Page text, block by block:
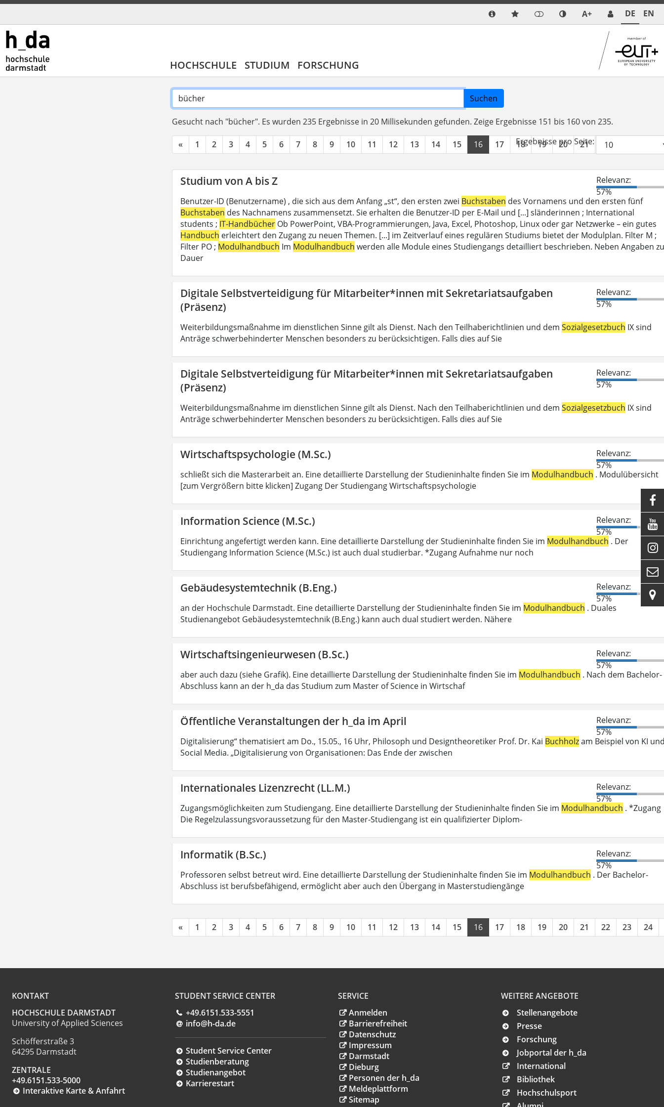
A+ DE EN
HOCHSCHULE STUDIUM FORSCHUNG
Suchen
Gesucht nach "bücher". Es wurden 235 Ergebnisse in 20 Millisekunden gefunden. Zeige Ergebnisse 151 bis 160 von 235.
« 1 2 3 4 5 6 7 8 9 10 11 12 13 14 15 16 17 18 19 20 21 22
Ergebnisse pro Seite:
Studium von A bis Z
Relevanz:
57%
Benutzer-ID (Benutzername) , die sich aus dem Anfang „st“, den ersten zwei Buchstaben des Vornamens und den ersten fünf
Buchstaben des Nachnamens zusammensetzt. Sie erhalten die Benutzer-ID per E-Mail und [...] sländerinnen ; International
students ; IT-Handbücher Ob PowerPoint, VBA-Programmierungen, Java, Excel, Photoshop, Linux oder gar Netzwerke – ein gutes
Handbuch erleichtert den Zugang zu neuen Themen. [...] im Zeitverlauf eines regulären Studiums bietet der Modulplan. Filter M ;
Filter PO ; Modulhandbuch Im Modulhandbuch werden alle Module eines Studiengangs detailliert beschrieben. Neben Angaben zu
Dauer
Digitale Selbstverteidigung für Mitarbeiter*innen mit Sekretariatsaufgaben
(Präsenz)
Relevanz:
57%
Weiterbildungsmaßnahme im dienstlichen Sinne gilt als Dienst. Nach den Teilhaberichtlinien und dem Sozialgesetzbuch IX sind
Anträge schwerbehinderter Menschen besonders zu berücksichtigen. Falls dies auf Sie
Digitale Selbstverteidigung für Mitarbeiter*innen mit Sekretariatsaufgaben
(Präsenz)
Relevanz:
57%
Weiterbildungsmaßnahme im dienstlichen Sinne gilt als Dienst. Nach den Teilhaberichtlinien und dem Sozialgesetzbuch IX sind
Anträge schwerbehinderter Menschen besonders zu berücksichtigen. Falls dies auf Sie
Wirtschaftspsychologie (M.Sc.)
Relevanz:
57%
schließt sich die Masterarbeit an. Eine detaillierte Darstellung der Studieninhalte finden Sie im Modulhandbuch . Modulübersicht
[zum Vergrößern bitte klicken] Zugang Der Studiengang Wirtschaftspsychologie
Information Science (M.Sc.)
Relevanz:
57%
Einrichtung angefertigt werden kann. Eine detaillierte Darstellung der Studieninhalte finden Sie im Modulhandbuch . Der
Studiengang Information Science (M.Sc.) ist auch dual studierbar. *Zugang Aufnahme nur noch
Gebäudesystemtechnik (B.Eng.)
Relevanz:
57%
an der Hochschule Darmstadt. Eine detaillierte Darstellung der Studieninhalte finden Sie im Modulhandbuch . Duales
Studienangebot Gebäudesystemtechnik (B.Eng.) kann auch dual studiert werden. Nähere
Wirtschaftsingenieurwesen (B.Sc.)
Relevanz:
57%
aber auch dazu (siehe Grafik). Eine detaillierte Darstellung der Studieninhalte finden Sie im Modulhandbuch . Nach dem Bachelor-
Abschluss kann an der h_da das Studium zum Master of Science in Wirtschaf
Öffentliche Veranstaltungen der h_da im April
Relevanz:
57%
Digitalisierung“ thematisiert am Do., 15.05., 16 Uhr, Philosoph und Designtheoretiker Prof. Dr. Kai Buchholzam Beispiel von KI
Social Media. „Digitalisierung von Organisationen: Das Ende der zwischen
Internationales Lizenzrecht (LL.M.)
Relevanz:
57%
Zugangsmöglichkeiten zum Studiengang. Eine detaillierte Darstellung der Studieninhalte finden Sie im Modulhandbuch . *Zugang
Die Regelzulassungsvoraussetzung für den Master-Studiengang ist ein qualifizierter Diplom-
Informatik (B.Sc.)
Relevanz:
57%
Professoren selbst betreut wird. Eine detaillierte Darstellung der Studieninhalte finden Sie im Modulhandbuch . Der Bachelor-
Abschluss ist berufsbefähigend, ermöglicht aber auch den Übergang in Masterstudiengänge
« 1 2 3 4 5 6 7 8 9 10 11 12 13 14 15 16 17 18 19 20 21 22 23 24
KONTAKT
HOCHSCHULE DARMSTADT
University of Applied Sciences
Schöfferstraße 3
64295 Darmstadt
ZENTRALE
+49.6151.533-5000
Interaktive Karte & Anfahrt
STUDENT SERVICE CENTER
+49.6151.533-5551
info@h-da.de
Student Service Center
Studienberatung
Studienangebot
Karrierestart
SERVICE
Anmelden
Barrierefreiheit
Datenschutz
Impressum
Darmstadt
Dieburg
Personen der h_da
Meldeplattform
Sitemap
WEITERE ANGEBOTE
Stellenangebote
Presse
Forschung
Jobportal der h_da
International
Bibliothek
Hochschulsport




